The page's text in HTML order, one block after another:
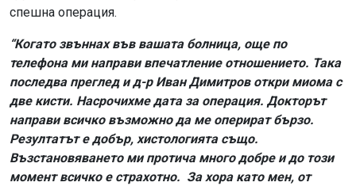
спешна операция.
“Когато звъннах във вашата болница, още по
телефона ми направи впечатление отношението. Така
последва преглед и д-р Иван Димитров откри миома с
две кисти. Насрочихме дата за операция. Докторът
направи всичко възможно да ме оперират бързо.
Резултатът е добър, хистологията също.
Възстановяването ми протича много добре и до този
момент всичко е страхотно. За хора като мен, от